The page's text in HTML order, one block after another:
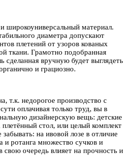
широкоуниверсальный материал.
диаметра допускают
плетений от узоров кованых
ткани. Грамотно подобранная
сделанная вручную будет выглядеть
и грациозно.
т.к. недорогое производство с
оплачивая только труд, вы в
дизайнерскую вещь: детские
плетённый стол, или целый комплект
на ивовой лозе в отличие
и ротанга множество сучков и
очередь влияет на прочность и